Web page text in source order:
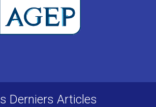
Derniers Articles